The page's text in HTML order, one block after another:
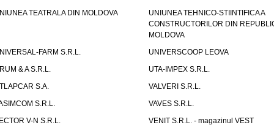
TEATRALA DIN MOLDOVA
UNIUNEA TEHNICO-STIINTIFICA A
CONSTRUCTORILOR DIN
MOLDOVA
FARM S.R.L.
UNIVERSCOOP LEOVA
& A S.R.L.
UTA-IMPEX S.R.L.
S.A.
VALVERI S.R.L.
S.R.L.
VAVES S.R.L.
V-N S.R.L.
VENIT S.R.L. - magazinul VEST